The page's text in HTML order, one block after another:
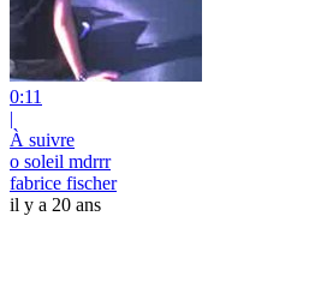
0:11
|
À suivre
o soleil mdrrr
fabrice fischer
il y a 20 ans